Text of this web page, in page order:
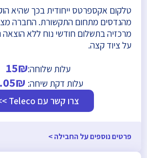
טלקום אקספרטס ייחודית בכך שהיא
מהנדסים מתחום התקשורת. החברה
מרכזיה בתשלום חודשי נוח ללא
על ציוד קצה.
עלות שלוחה:15₪
עלות דקת שיחה:
צרו קשר עם Teleco >>
פרטים נוספים על החבילה >